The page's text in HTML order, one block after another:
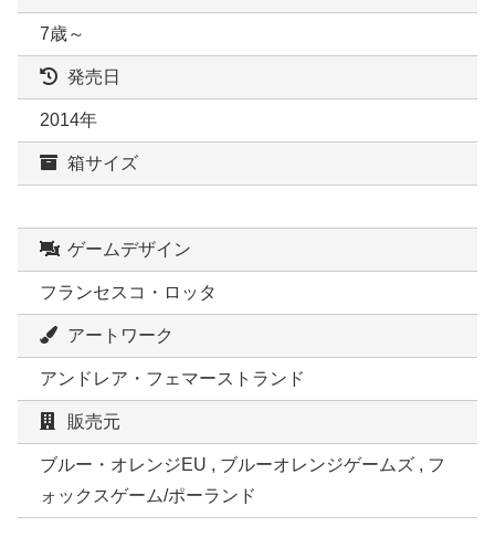
7歳～
発売日
2014年
箱サイズ
ゲームデザイン
フランセスコ・ロッタ
アートワーク
アンドレア・フェマーストランド
販売元
ブルー・オレンジEU , ブルーオレンジゲームズ , フ
ォックスゲーム/ポーランド